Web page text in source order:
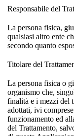
Responsabile del
La persona fisica,
qualsiasi altro ente
secondo quanto
Titolare del
La persona fisica o
organismo che,
finalità e i mezzi del
adottati, ivi
funzionamento ed
del Trattamento,